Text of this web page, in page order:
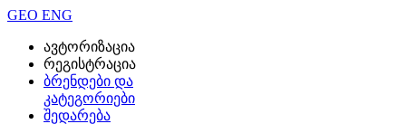
GEO ENG
ავტორიზაცია
რეგისტრაცია
ბრენდები და
კატეგორიები
შედარება